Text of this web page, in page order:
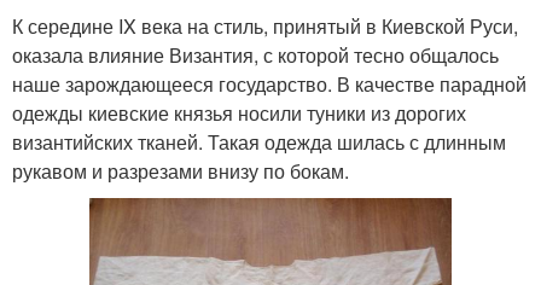
К середине IX века на стиль, принятый в Киевской Руси,
оказала влияние Византия, с которой тесно общалось
наше зарождающееся государство. В качестве парадной
одежды киевские князья носили туники из дорогих
византийских тканей. Такая одежда шилась с длинным
рукавом и разрезами внизу по бокам.